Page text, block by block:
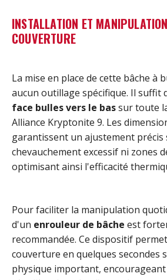
INSTALLATION ET
COUVERTURE
La mise en place de cette bâche à
aucun outillage spécifique. Il suffit
face bulles vers le bassur toute
Alliance Kryptonite 9. Les
garantissent un ajustement précis
chevauchement excessif ni zones
optimisant ainsi l'efficacité
Pour faciliter la manipulation
d'un enrouleur de bâche est
recommandée. Ce dispositif
couverture en quelques secondes
physique important,